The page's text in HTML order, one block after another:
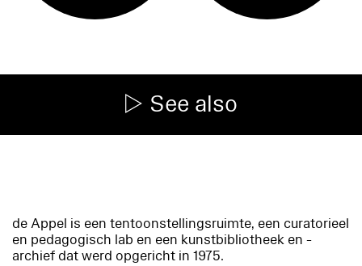
See also
de Appel is een tentoonstellingsruimte, een curatorieel
en pedagogisch lab en een kunstbibliotheek en -
archief dat werd opgericht in 1975.